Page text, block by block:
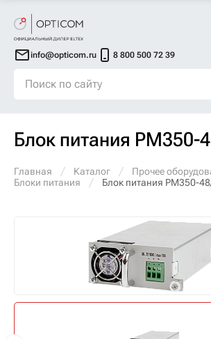
info@opticom.ru 8 800 500 72 39
Блок питания PM350-
Главная Каталог
Прочее
Блоки питания
Блок питания PM350-